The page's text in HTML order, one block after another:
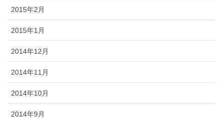
2015年2月
2015年1月
2014年12月
2014年11月
2014年10月
2014年9月